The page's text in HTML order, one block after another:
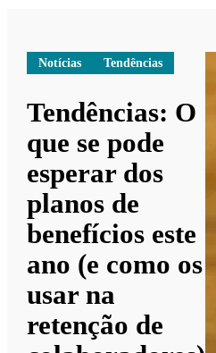
Notícias Tendências
Tendências: O
que se pode
esperar dos
planos de
benefícios este
ano (e como os
usar na
retenção de